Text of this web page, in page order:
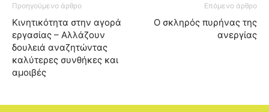
Προηγούμενο άρθρο
Κινητικότητα στην αγορά
εργασίας – Αλλάζουν
δουλειά αναζητώντας
καλύτερες συνθήκες και
αμοιβές
Επόμενο άρθρο
Ο σκληρός πυρήνας της
ανεργίας